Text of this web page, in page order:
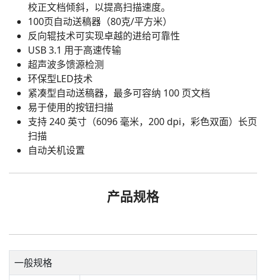
校正文档倾斜，以提高扫描速度。
100页自动送稿器（80克/平方米）
反向辊技术可实现卓越的进给可靠性
USB 3.1 用于高速传输
超声波多馈源检测
环保型LED技术
紧凑型自动送稿器，最多可容纳 100 页文档
易于使用的按钮扫描
支持 240 英寸（6096 毫米，200 dpi，彩色双面）长页
扫描
自动关机设置
产品规格
一般规格